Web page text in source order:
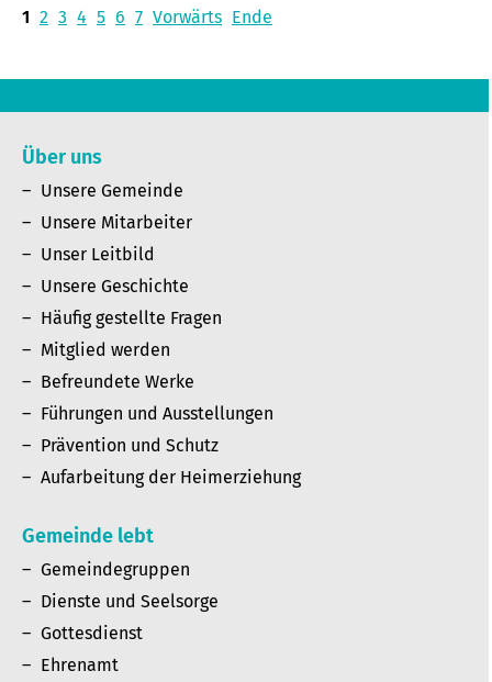
1 2 3 4 5 6 7 Vorwärts Ende
Über uns
Unsere Gemeinde
Unsere Mitarbeiter
Unser Leitbild
Unsere Geschichte
Häufig gestellte Fragen
Mitglied werden
Befreundete Werke
Führungen und Ausstellungen
Prävention und Schutz
Aufarbeitung der Heimerziehung
Gemeinde lebt
Gemeindegruppen
Dienste und Seelsorge
Gottesdienst
Ehrenamt